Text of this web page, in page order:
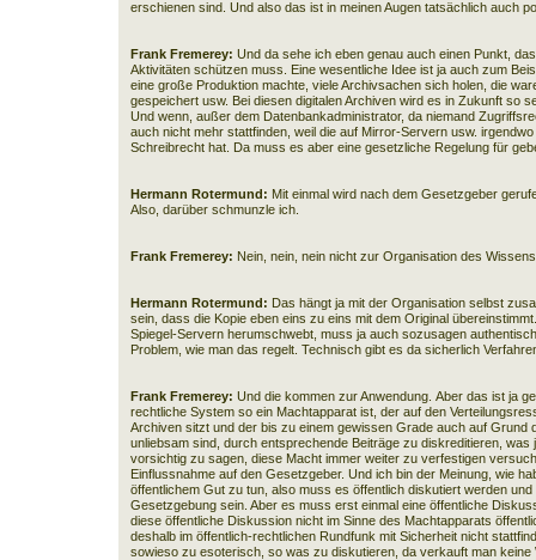
erschienen sind. Und also das ist in meinen Augen tatsächlich auch
Frank Fremerey: Und da sehe ich eben genau auch einen Punkt,
Aktivitäten schützen muss. Eine wesentliche Idee ist ja auch zum
eine große Produktion machte, viele Archivsachen sich holen, die
gespeichert usw. Bei diesen digitalen Archiven wird es in Zukunft so
Und wenn, außer dem Datenbankadministrator, da niemand
auch nicht mehr stattfinden, weil die auf Mirror-Servern usw.
Schreibrecht hat. Da muss es aber eine gesetzliche Regelung für
Hermann Rotermund: Mit einmal wird nach dem Gesetzgeber
Also, darüber schmunzle ich.
Frank Fremerey: Nein, nein, nein nicht zur Organisation des
Hermann Rotermund: Das hängt ja mit der Organisation selbst
sein, dass die Kopie eben eins zu eins mit dem Original
Spiegel-Servern herumschwebt, muss ja auch sozusagen
Problem, wie man das regelt. Technisch gibt es da sicherlich
Frank Fremerey: Und die kommen zur Anwendung. Aber das ist ja
rechtliche System so ein Machtapparat ist, der auf den
Archiven sitzt und der bis zu einem gewissen Grade auch auf Grund
unliebsam sind, durch entsprechende Beiträge zu diskreditieren,
vorsichtig zu sagen, diese Macht immer weiter zu verfestigen
Einflussnahme auf den Gesetzgeber. Und ich bin der Meinung, wie
öffentlichem Gut zu tun, also muss es öffentlich diskutiert werden
Gesetzgebung sein. Aber es muss erst einmal eine öffentliche
diese öffentliche Diskussion nicht im Sinne des Machtapparats
deshalb im öffentlich-rechtlichen Rundfunk mit Sicherheit nicht
sowieso zu esoterisch, so was zu diskutieren, da verkauft man keine